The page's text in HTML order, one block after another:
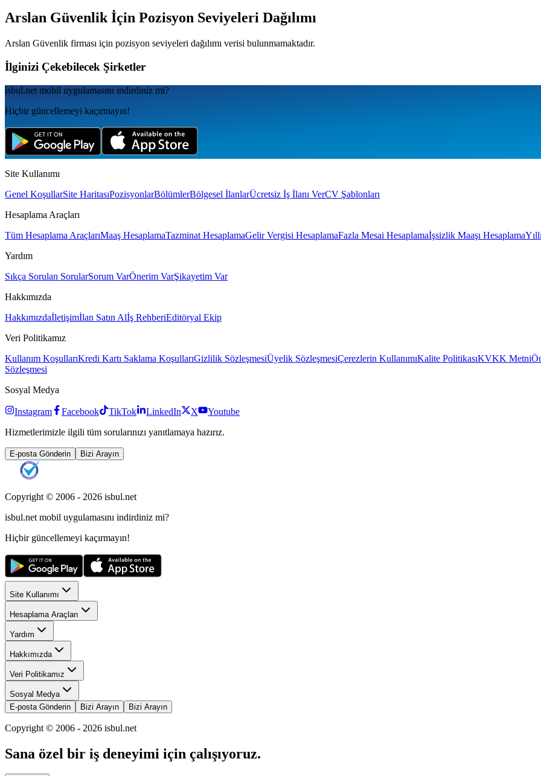
Arslan Güvenlikİçin Pozisyon Seviyeleri Dağılımı
Arslan Güvenlik firması için pozisyon seviyeleri dağılımı verisi bulunmamaktadır.
İlginizi Çekebilecek Şirketler
isbul.net mobil uygulamаsını indirdiniz mi?
Hiçbir güncellemeyi kaçırmayın!
Site Kullanımı
Genel KoşullarSite HaritasıPozisyonlarBölümlerBölgesel İlanlarÜcretsiz İş İlanı VerCV Şablonları
Hesaplama Araçları
Tüm Hesaplama AraçlarıMaaş HesaplamaTazminat HesaplamaGelir Vergisi HesaplamaFazla Mesai Hesaplamaİşsizlik Maaşı Hesaplama
Yardım
Sıkça Sorulan SorularSorum VarÖnerim VarŞikayetim Var
Hakkımızda
Hakkımızdaİletişimİlan Satın Alİş RehberiEditöryal Ekip
Veri Politikamız
Kullanım KoşullarıKredi Kartı Saklama KoşullarıGizlilik SözleşmesiÜyelik SözleşmesiÇerezlerin KullanımıKalite PolitikasıKVKK Metni
Sözleşmesi
Sosyal Medya
Instagram Facebook TikTok LinkedIn X
Youtube
Hizmetlerimizle ilgili tüm sorularınızı yanıtlamaya hazırız.
E-posta Gönderin Bizi Arayın
Copyright © 2006 - 2026 isbul.net
isbul.net mobil uygulamasını indirdiniz mi?
Hiçbir güncellemeyi kaçırmayın!
Site Kullanımı
Hesaplama Araçları
Yardım
Hakkımızda
Veri Politikamız
Sosyal Medya
E-posta Gönderin
Bizi Arayın Bizi Arayın
Copyright © 2006 - 2026 isbul.net
Sana özel bir iş deneyimi için çalışıyoruz.